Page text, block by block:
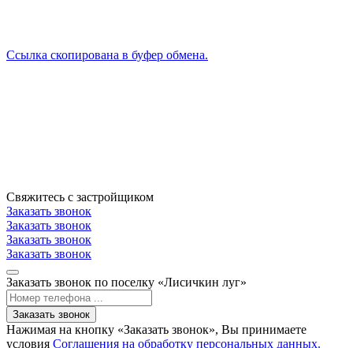
Ссылка скопирована в буфер обмена.
Свяжитесь с застройщиком
Заказать звонок
Заказать звонок
Заказать звонок
Заказать звонок
Заказать звонок по поселку «Лисичкин луг»
Заказать звонок
Нажимая на кнопку «Заказать звонок», Вы принимаете
условия Соглашения на обработку персональных данных.